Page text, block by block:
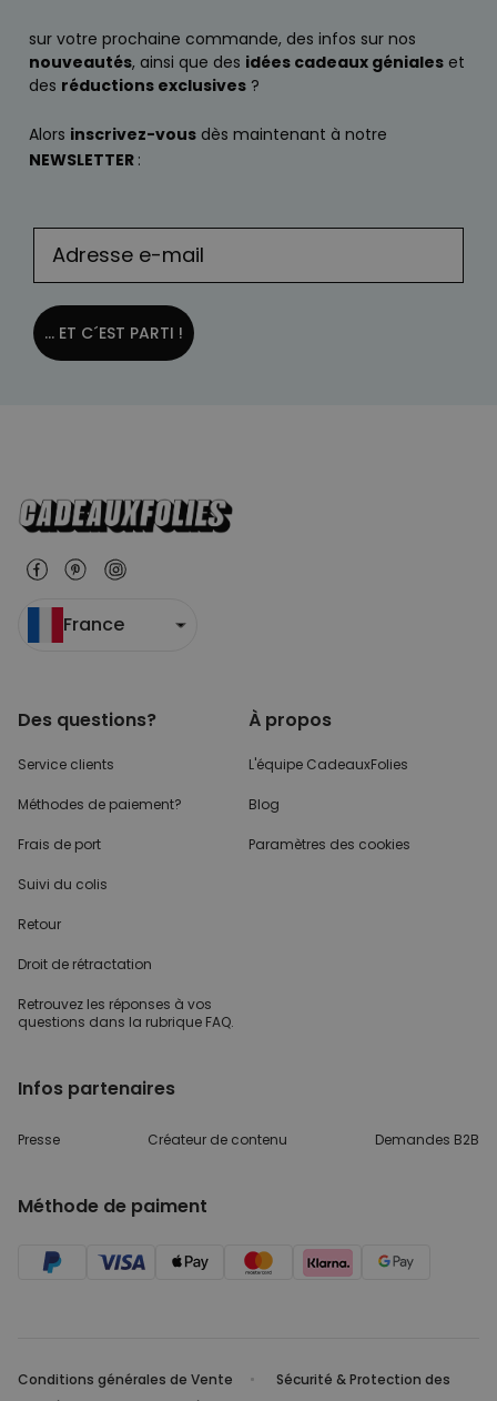
sur votre prochaine commande, des infos sur nos
nouveautés, ainsi que des idées cadeaux géniales et
des réductions exclusives ?
Alors inscrivez-vous dès maintenant à notre
NEWSLETTER :
... ET C´EST PARTI !
France
Des questions?
Service clients
Méthodes de paiement?
Frais de port
Suivi du colis
Retour
Droit de rétractation
Retrouvez les réponses à vos
questions dans la rubrique FAQ.
À propos
L'équipe CadeauxFolies
Blog
Paramètres des cookies
Infos partenaires
Presse Créateur de contenu Demandes B2B
Méthode de paiment
Conditions générales de Vente
Sécurité & Protection des